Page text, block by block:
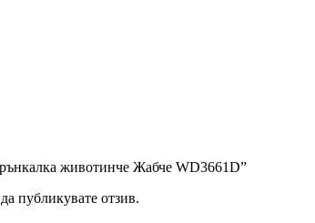
животинче Жабче WD3661D”
да публикувате отзив.